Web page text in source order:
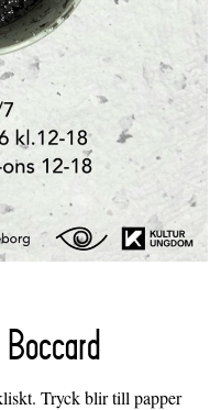
Tryck blir till papper